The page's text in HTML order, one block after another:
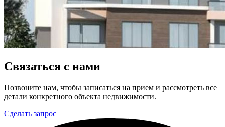
Связаться с нами
Позвоните нам, чтобы записаться на прием и рассмотреть все
детали конкретного объекта недвижимости.
Сделать запрос